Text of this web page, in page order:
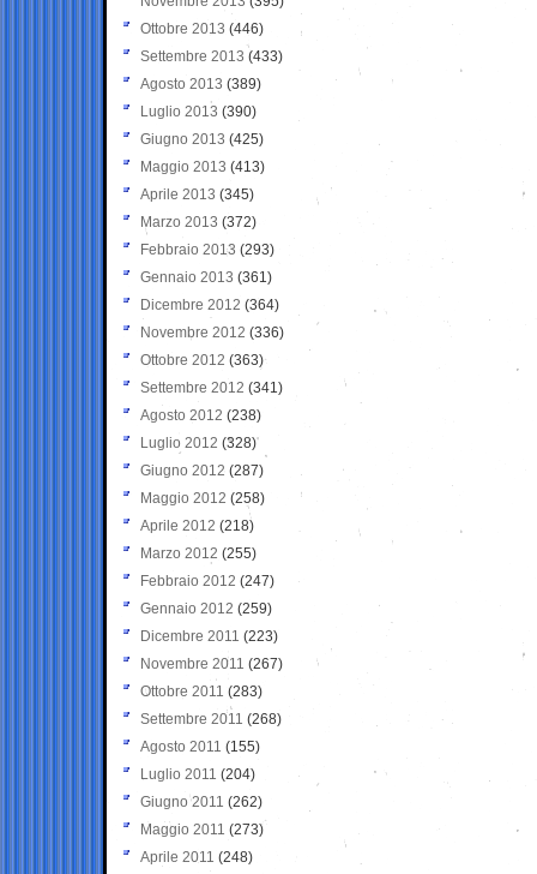
Ottobre 2013 (446)
Settembre 2013 (433)
Agosto 2013 (389)
Luglio 2013 (390)
Giugno 2013 (425)
Maggio 2013 (413)
Aprile 2013 (345)
Marzo 2013 (372)
Febbraio 2013 (293)
Gennaio 2013 (361)
Dicembre 2012 (364)
Novembre 2012 (336)
Ottobre 2012 (363)
Settembre 2012 (341)
Agosto 2012 (238)
Luglio 2012 (328)
Giugno 2012 (287)
Maggio 2012 (258)
Aprile 2012 (218)
Marzo 2012 (255)
Febbraio 2012 (247)
Gennaio 2012 (259)
Dicembre 2011 (223)
Novembre 2011 (267)
Ottobre 2011 (283)
Settembre 2011 (268)
Agosto 2011 (155)
Luglio 2011 (204)
Giugno 2011 (262)
Maggio 2011 (273)
Aprile 2011 (248)